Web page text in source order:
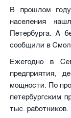
В прошлом
населения
Петербурга. А
сообщили в
Ежегодно в
предприятия,
мощности. По
петербургским
тыс. работников.